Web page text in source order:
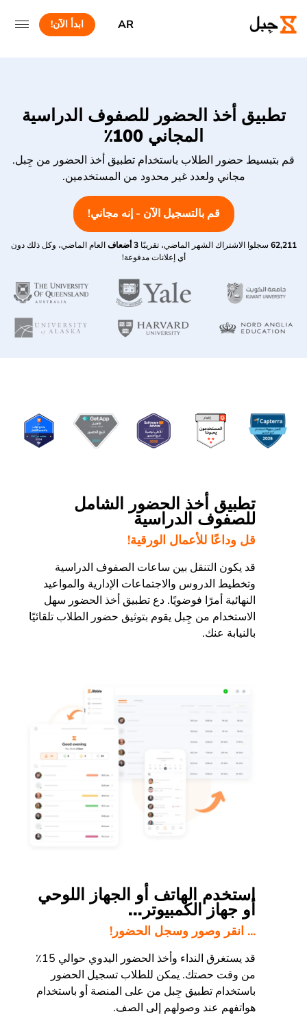
AR ابدأ الآن!
تطبيق أخذ الحضور للصفوف الدراسية
المجاني 100٪
قم بتبسيط حضور الطلاب باستخدام تطبيق أخذ الحضور من جِبل.
مجاني ولعدد غير محدود من المستخدمين.
قم بالتسجيل الآن - إنه مجاني!
62,211 سجلوا الاشتراك الشهر الماضي، تقريبًا 3 أضعاف
العام الماضي، وكل ذلك دون
أي إعلانات مدفوعة!
تطبيق أخذ الحضور الشامل
للصفوف الدراسية
قل وداعًا للأعمال الورقية!
قد يكون التنقل بين ساعات الصفوف الدراسية
وتخطيط الدروس والاجتماعات الإدارية والمواعيد
النهائية أمرًا فوضويًا. دع تطبيق أخذ الحضور سهل
الاستخدام من جِبل يقوم بتوثيق حضور الطلاب تلقائيًا
بالنيابة عنك.
استخدم الهاتف أو الجهاز اللوحي
أو جهاز الكمبيوتر...
... انقر وصور وسجل الحضور!
قد يستغرق النداء وأخذ الحضور اليدوي حوالي 15٪
من وقت حصتك. يمكن للطلاب تسجيل الحضور
باستخدام تطبيق جِبل من على المنصة أو باستخدام
هواتفهم عند وصولهم إلى الصف.